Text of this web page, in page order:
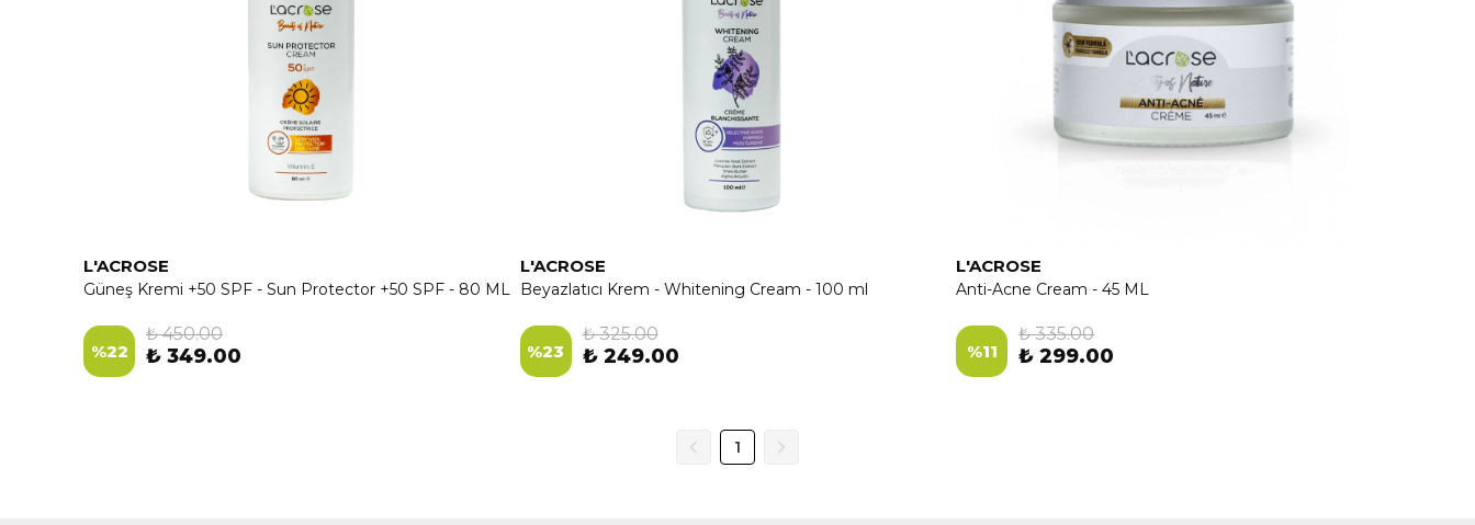
L'ACROSE
Güneş Kremi +50 SPF - Sun Protector +50 SPF - 80 ML
%22
₺ 450.00
₺ 349.00
L'ACROSE
Beyazlatıcı Krem - Whitening Cream - 100 ml
%23
₺ 325.00
₺ 249.00
L'ACROSE
Anti-Acne Cream - 45 ML
%11
₺ 335.00
₺ 299.00
1